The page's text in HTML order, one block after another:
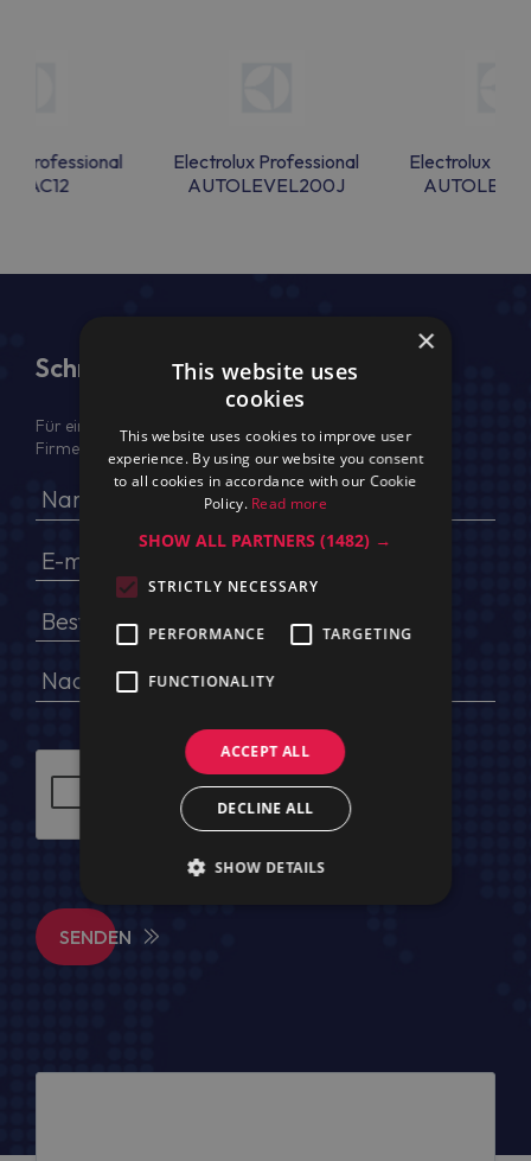
Professional
Electrolux Professional
AUTOLEVEL200J
Electrolux
Schreiben Sie uns
Für ein Angebot geben Sie bitte Ihren voller Namen,
Firmendaten, USt.-IdNr. und Lieferadresse an
SENDEN
×
This website uses
cookies
This website uses cookies to improve user
experience. By using our website you consent
to all cookies in accordance with our Cookie
Policy. Read more
SHOW ALL PARTNERS(1482) →
STRICTLY NECESSARY
PERFORMANCE TARGETING
FUNCTIONALITY
ACCEPT ALL
DECLINE ALL
SHOW DETAILS